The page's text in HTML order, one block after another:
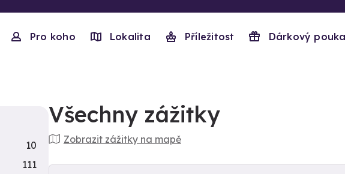
Pro koho Lokalita Příležitost Dárkový
Všechny zážitky
Zobrazit zážitky na mapě
10
111